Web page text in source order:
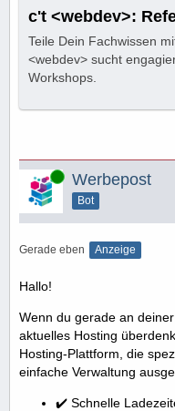
c't <webdev>:
Teile Dein Fachwissen
<webdev> sucht
Workshops.
Online Werbepost
Bot
Gerade eben Anzeige
Hallo!
Wenn du gerade an
aktuelles Hosting
Hosting-Plattform, die
einfache Verwaltung
✔️ Schnelle